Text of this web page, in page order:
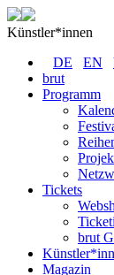
Künstler*innen
DE
EN
brut
Programm
Tickets
brut
Magazin